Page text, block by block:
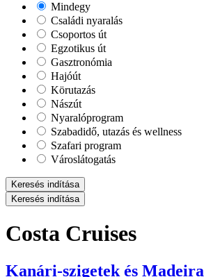
Mindegy
Családi nyaralás
Csoportos út
Egzotikus út
Gasztronómia
Hajóút
Körutazás
Nászút
Nyaralóprogram
Szabadidő, utazás és wellness
Szafari program
Városlátogatás
Keresés indítása
Keresés indítása
Costa Cruises
Kanári-szigetek és Madeira